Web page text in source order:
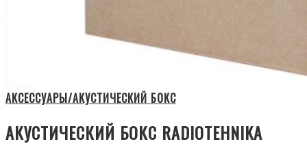
АКСЕССУАРЫ/АКУСТИЧЕСКИЙ БОКС
АКУСТИЧЕСКИЙ БОКС RADIOTEHNIKA